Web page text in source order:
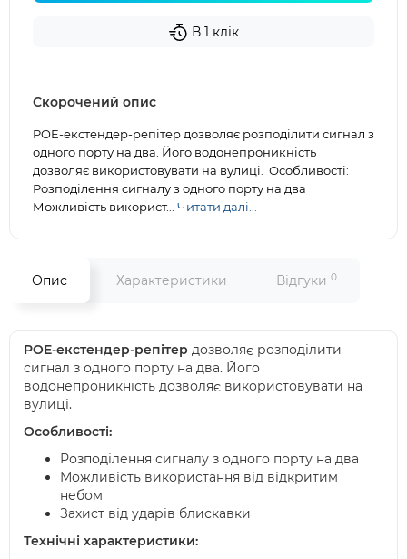
В 1 клік
Скорочений опис
POE-екстендер-репітер дозволяє розподілити сигнал з
одного порту на два. Його водонепроникність
дозволяє використовувати на вулиці. Особливості:
Розподілення сигналу з одного порту на два
Можливість використ... Читати далі...
Опис Характеристики Відгуки 0
POE-екстендер-репітер дозволяє розподілити
сигнал з одного порту на два. Його
водонепроникність дозволяє використовувати на
вулиці.
Особливості:
Розподілення сигналу з одного порту на два
Можливість використання від відкритим
небом
Захист від ударів блискавки
Технічні характеристики: